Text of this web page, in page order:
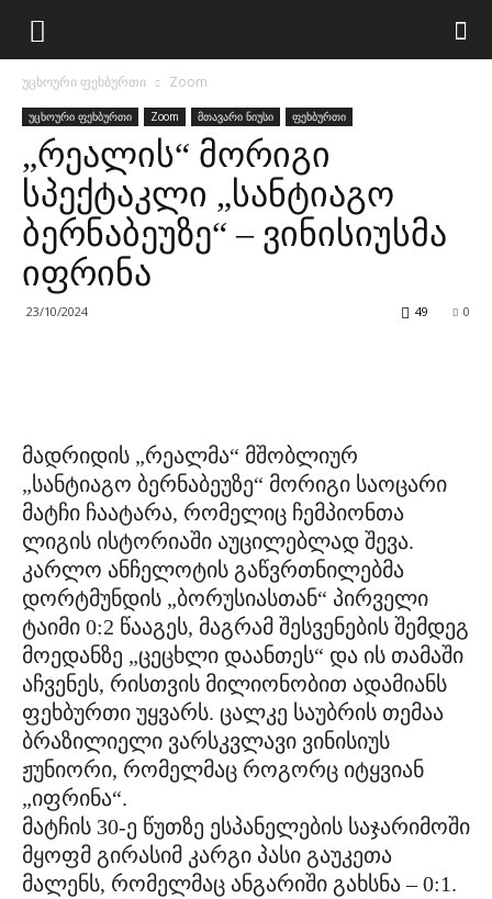
უცხოური ფეხბურთი Zoom
უცხოური ფეხბურთი Zoom მთავარი ნიუსი ფეხბურთი
„რეალის“ მორიგი
სპექტაკლი „სანტიაგო
ბერნაბეუზე“ – ვინისიუსმა
იფრინა
23/10/2024 0
49
მადრიდის „რეალმა“ მშობლიურ
„სანტიაგო ბერნაბეუზე“ მორიგი საოცარი
მატჩი ჩაატარა, რომელიც ჩემპიონთა
ლიგის ისტორიაში აუცილებლად შევა.
კარლო ანჩელოტის გაწვრთნილებმა
დორტმუნდის „ბორუსიასთან“ პირველი
ტაიმი 0:2 წააგეს, მაგრამ შესვენების შემდეგ
მოედანზე „ცეცხლი დაანთეს“ და ის თამაში
აჩვენეს, რისთვის მილიონობით ადამიანს
ფეხბურთი უყვარს. ცალკე საუბრის თემაა
ბრაზილიელი ვარსკვლავი ვინისიუს
ჟუნიორი, რომელმაც როგორც იტყვიან
„იფრინა“.
მატჩის 30-ე წუთზე ესპანელების საჯარიმოში
მყოფმ გირასიმ კარგი პასი გაუკეთა
მალენს, რომელმაც ანგარიში გახსნა – 0:1.